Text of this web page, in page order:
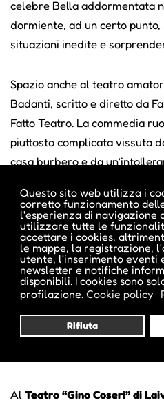
Questo sito web utilizza i
corretto funzionamento
l'esperienza di navigazione
utilizzare tutte le
accettare i cookies,
le mappe, la registrazione,
utente, l'inserimento eventi
newsletter e notifiche
disponibili. I cookies sono
profilazione. Cookie policy
Rifiuta
celebre Bella addormentata
dormiente, ad un certo punto,
situazioni inedite e
Spazio anche al teatro
Badanti, scritto e diretto da
Fatto Teatro. La commedia
piuttosto complicata vissuta
casa burbero e da
badanti; ma un nipote
del gas provocheranno
destabilizzare i già precari
LaFilodrammaticaLucio
confronta con Il giro del
dire una sequenza delle
accompagnate da musiche e
estrapolate dal repertorio
Al Teatro “Gino Coseri” di